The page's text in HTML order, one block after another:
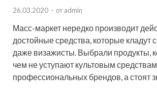
26.03.2020 - от admin
Масс-маркет нередко производит
достойные средства, которые кладут
даже визажисты. Выбрали продукты,
чем не уступают культовым
профессиональных брендов, а стоят